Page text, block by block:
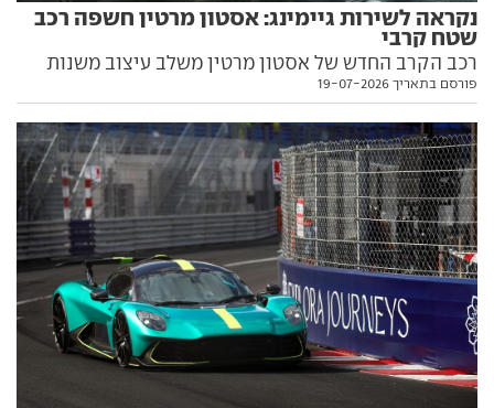
נקראה לשירות גיימינג: אסטון מרטין חשפה רכב
שטח קרבי
רכב הקרב החדש של אסטון מרטין משלב עיצוב משנות
ה-70, שם של אוניית מלחמה ויכולת שטח מרשימה.
דיוטי
פורסם בתאריך 19-07-2026